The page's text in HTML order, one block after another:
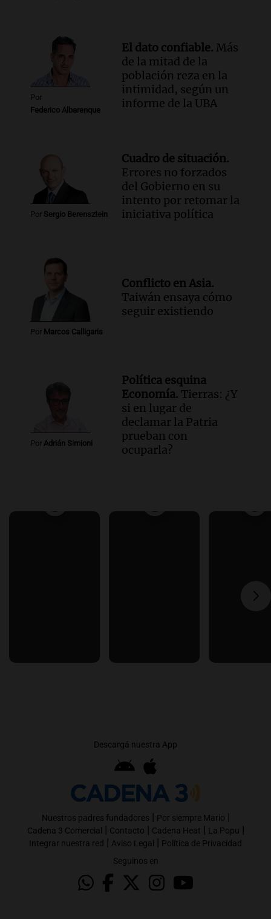
Por
Federico Albarenque
El dato confiable. Más
de la mitad de la
población reza en la
intimidad, según un
informe de la UBA
Por Sergio Berensztein
Cuadro de situación.
Errores no forzados
del Gobierno en su
intento por retomar la
iniciativa política
Por Marcos Calligaris
Conflicto en Asia.
Taiwán ensaya cómo
seguir existiendo
Por Adrián Simioni
Política esquina
Economía. Tierras: ¿Y
si en lugar de
declamar la Patria
prueban con
ocuparla?
Descargá nuestra App
Nuestros padres fundadores | Por siempre Mario |
Cadena 3 Comercial | Contacto | Cadena Heat | La Popu |
Integrar nuestra red | Aviso Legal | Política de Privacidad
Seguinos en